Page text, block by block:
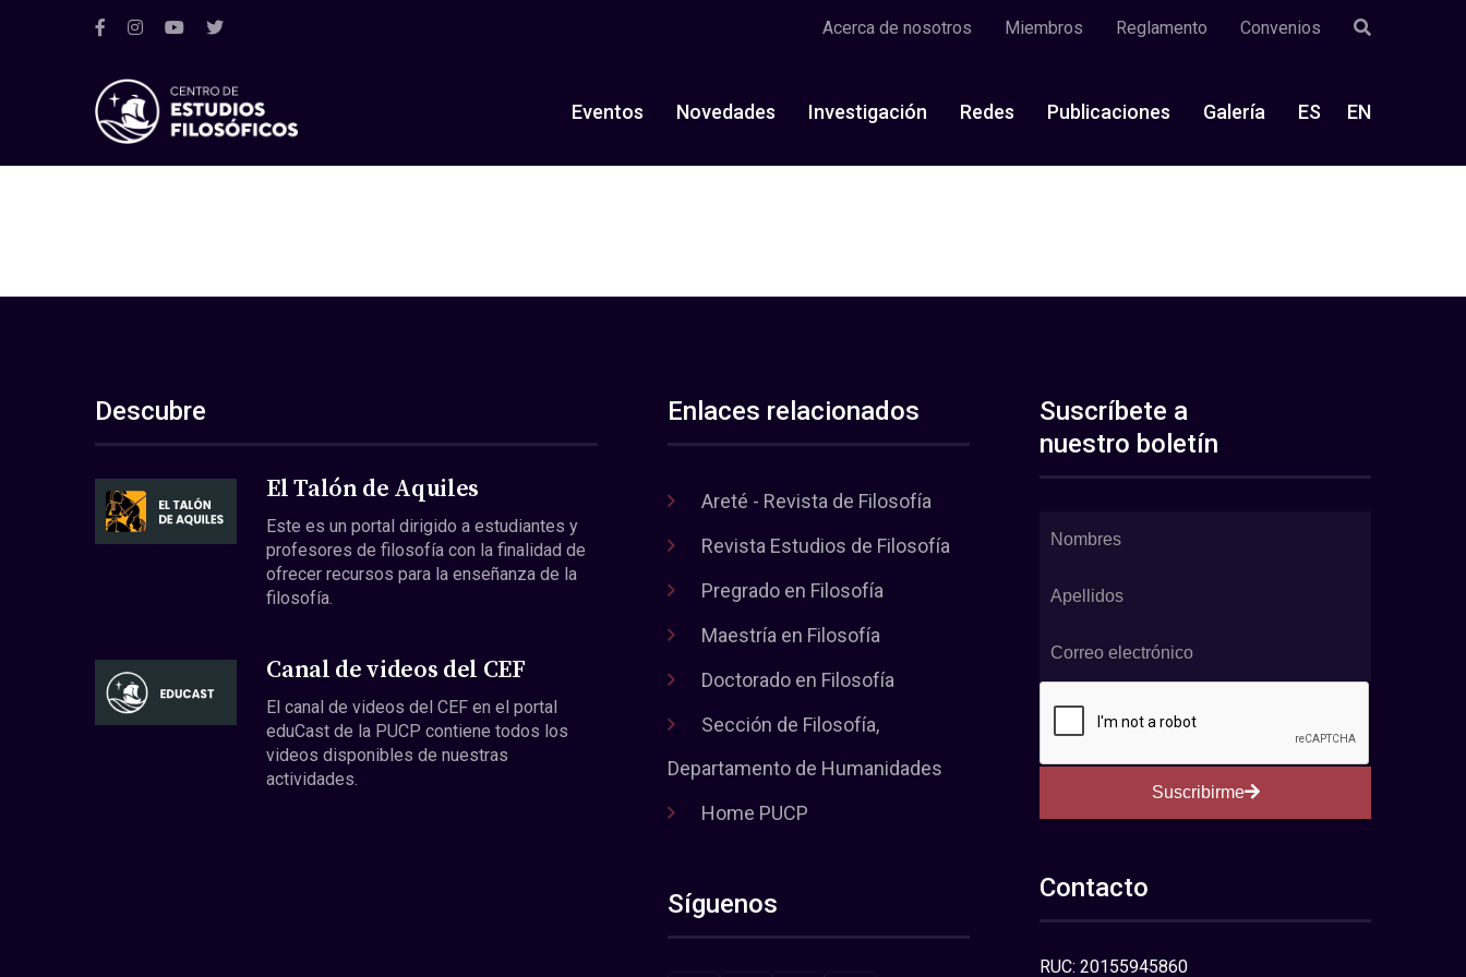
Acerca de nosotros Miembros Reglamento Convenios
Eventos Novedades Investigación Redes Publicaciones Galería ES EN
Descubre
El Talón de Aquiles
Este es un portal dirigido a estudiantes y
profesores de filosofía con la finalidad de
ofrecer recursos para la enseñanza de la
filosofía.
Canal de videos del CEF
El canal de videos del CEF en el portal
eduCast de la PUCP contiene todos los
videos disponibles de nuestras
actividades.
Enlaces relacionados
Areté - Revista de Filosofía
Revista Estudios de Filosofía
Pregrado en Filosofía
Maestría en Filosofía
Doctorado en Filosofía
Sección de Filosofía,
Departamento de Humanidades
Home PUCP
Síguenos
Suscríbete a
nuestro boletín
Suscribirme
Contacto
RUC: 20155945860